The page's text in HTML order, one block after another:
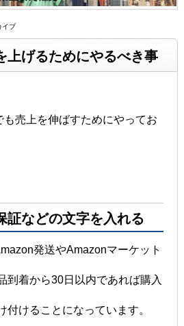
イブ
上げるためにやるべき事
売上を伸ばすためにやってお
証などの文字を入れる
発送やAmazonマーケット
到着から30日以内であれば購入
付けることになっています。